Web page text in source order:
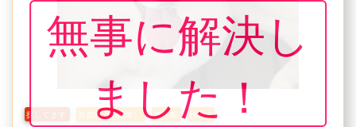
無事に解決し
ました！
探してます 首都圏（南関東） 東京都 秋田犬